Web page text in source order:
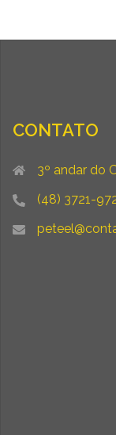
CONTATO
3º andar do
(48) 3721-